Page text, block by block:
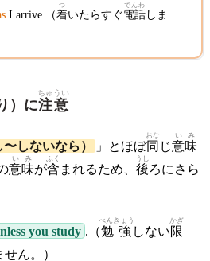
I arrive.（着
つ
いたらすぐ電話
でんわ
しま
）に注意
ちゅうい
しないなら） 」とほぼ同
おな
じ意味
いみ
意味
いみ
が含
ふく
まれるため、 後
うし
ろにさら
you study .（勉強
べんきょう
しない限
かぎ
ん。）